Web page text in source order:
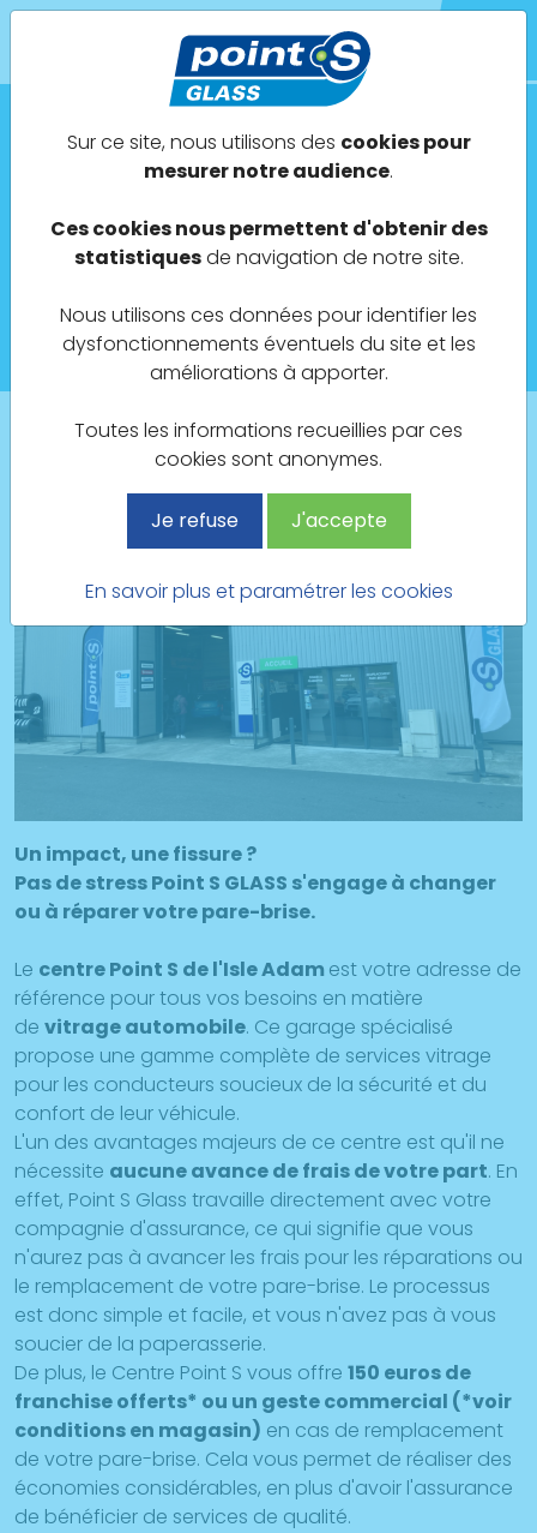
POINT S GLASS
Actualités
Mai 2023
Ouverture d'un Point S GLASS à l'ISLE ADAM
(95) !
Retour à la liste des actualités
Un impact, une fissure ?
Pas de stress Point S GLASS s'engage à changer
ou à réparer votre pare-brise.
Le centre Point S de l'Isle Adam est votre adresse de
référence pour tous vos besoins en matière
de vitrage automobile. Ce garage spécialisé
propose une gamme complète de services vitrage
pour les conducteurs soucieux de la sécurité et du
confort de leur véhicule.
L'un des avantages majeurs de ce centre est qu'il ne
nécessite aucune avance de frais de votre part. En
effet, Point S Glass travaille directement avec votre
compagnie d'assurance, ce qui signifie que vous
n'aurez pas à avancer les frais pour les réparations ou
le remplacement de votre pare-brise. Le processus
est donc simple et facile, et vous n'avez pas à vous
soucier de la paperasserie.
De plus, le Centre Point S vous offre 150 euros de
franchise offerts* ou un geste commercial (*voir
conditions en magasin) en cas de remplacement
de votre pare-brise. Cela vous permet de réaliser des
économies considérables, en plus d'avoir l'assurance
de bénéficier de services de qualité.
Sur ce site, nous utilisons des cookies pour
mesurer notre audience.
Ces cookies nous permettent d'obtenir des
statistiquesde navigation de notre site.
Nous utilisons ces données pour identifier les
dysfonctionnements éventuels du site et les
améliorations à apporter.
Toutes les informations recueillies par ces
cookies sont anonymes.
Je refuse J'accepte
En savoir plus et paramétrer les cookies